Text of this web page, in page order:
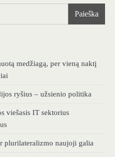
Paieška
medžiagą, per vieną naktį
ryšius – užsienio politika
viešasis IT sektorius
plurilateralizmo naujoji galia